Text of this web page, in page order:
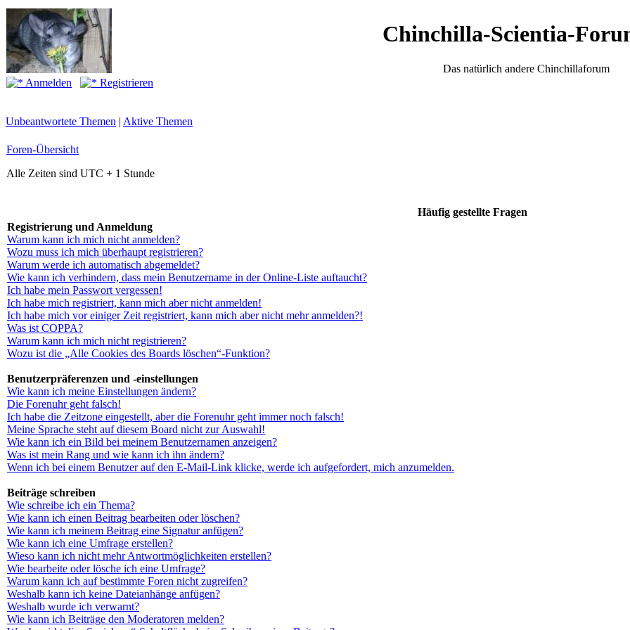
Chinchilla-Scientia-
Das natürlich andere Chinchillaforum
Anmelden
Registrieren
Unbeantwortete Themen | Aktive Themen
Foren-Übersicht
Alle Zeiten sind UTC + 1 Stunde
Häufig gestellte Fragen
Registrierung und Anmeldung
Warum kann ich mich nicht anmelden?
Wozu muss ich mich überhaupt registrieren?
Warum werde ich automatisch abgemeldet?
Wie kann ich verhindern, dass mein Benutzername in der Online-Liste auftaucht?
Ich habe mein Passwort vergessen!
Ich habe mich registriert, kann mich aber nicht anmelden!
Ich habe mich vor einiger Zeit registriert, kann mich aber nicht mehr anmelden?!
Was ist COPPA?
Warum kann ich mich nicht registrieren?
Wozu ist die „Alle Cookies des Boards löschen“-Funktion?
Benutzerpräferenzen und -einstellungen
Wie kann ich meine Einstellungen ändern?
Die Forenuhr geht falsch!
Ich habe die Zeitzone eingestellt, aber die Forenuhr geht immer noch falsch!
Meine Sprache steht auf diesem Board nicht zur Auswahl!
Wie kann ich ein Bild bei meinem Benutzernamen anzeigen?
Was ist mein Rang und wie kann ich ihn ändern?
Wenn ich bei einem Benutzer auf den E-Mail-Link klicke, werde ich aufgefordert, mich anzumelden.
Beiträge schreiben
Wie schreibe ich ein Thema?
Wie kann ich einen Beitrag bearbeiten oder löschen?
Wie kann ich meinem Beitrag eine Signatur anfügen?
Wie kann ich eine Umfrage erstellen?
Wieso kann ich nicht mehr Antwortmöglichkeiten erstellen?
Wie bearbeite oder lösche ich eine Umfrage?
Warum kann ich auf bestimmte Foren nicht zugreifen?
Weshalb kann ich keine Dateianhänge anfügen?
Weshalb wurde ich verwarnt?
Wie kann ich Beiträge den Moderatoren melden?